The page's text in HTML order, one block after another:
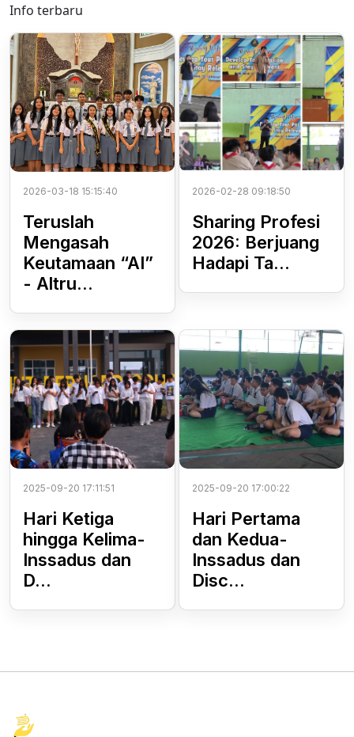
Info terbaru
2026-03-18 15:15:40
Teruslah
Mengasah
Keutamaan “AI”
- Altru...
2026-02-28 09:18:50
Sharing Profesi
2026: Berjuang
Hadapi Ta...
2025-09-20 17:11:51
Hari Ketiga
hingga Kelima-
Inssadus dan
D...
2025-09-20 17:00:22
Hari Pertama
dan Kedua-
Inssadus dan
Disc...